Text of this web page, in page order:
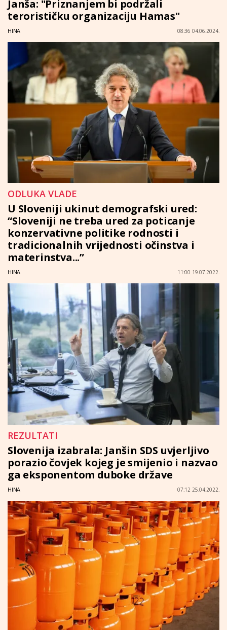
Janša: "Priznanjem bi podržali
terorističku organizaciju Hamas"
HINA 08:36 04.06.2024.
ODLUKA VLADE
U Sloveniji ukinut demografski ured:
“Sloveniji ne treba ured za poticanje
konzervativne politike rodnosti i
tradicionalnih vrijednosti očinstva i
materinstva...”
HINA 11:00 19.07.2022.
REZULTATI
Slovenija izabrala: Janšin SDS uvjerljivo
porazio čovjek kojeg je smijenio i nazvao
ga eksponentom duboke države
HINA 07:12 25.04.2022.